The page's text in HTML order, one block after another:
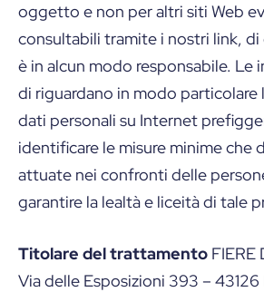
oggetto e non per altri siti Web
consultabili tramite i nostri link, di
è in alcun modo responsabile. Le
di riguardano in modo particolare
dati personali su Internet
identificare le misure minime che
attuate nei confronti delle
garantire la lealtà e liceità di tale
Titolare del trattamento FIERE
Via delle Esposizioni 393 – 43126